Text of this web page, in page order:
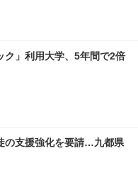
ク」利用大学、5年間で2倍
の支援強化を要請…九都県